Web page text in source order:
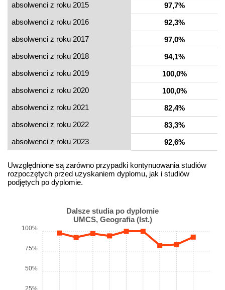
absolwenci z roku 2015
97,7%
absolwenci z roku 2016
92,3%
absolwenci z roku 2017
97,0%
absolwenci z roku 2018
94,1%
absolwenci z roku 2019
100,0%
absolwenci z roku 2020
100,0%
absolwenci z roku 2021
82,4%
absolwenci z roku 2022
83,3%
absolwenci z roku 2023
92,6%
Uwzględnione są zarówno przypadki kontynuowania studiów
rozpoczętych przed uzyskaniem dyplomu, jak i studiów
podjętych po dyplomie.
Dalsze studia po dyplomie
UMCS, Geografia (Ist.)
50%
75%
100%